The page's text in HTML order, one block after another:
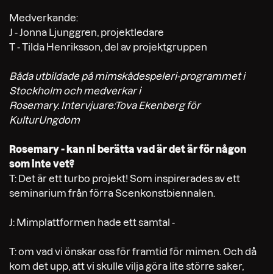
Medverkande:
J - Jonna Ljunggren, projektledare
T - Tilda Henriksson, del av projektgruppen
Båda utbildade på mimskådespeleri-programmet i
Stockholm och medverkar i
Rosemary. Intervjuare:Tova Ekenberg för
KulturUngdom
Rosemary - kan ni berätta vad är det är för någon
som inte vet?
T: Det är ett turbo projekt! Som inspirerades av ett
seminarium från förra Scenkonstbiennalen.
J: Mimplattformen hade ett samtal -
T: om vad vi önskar oss för framtid för mimen. Och då
kom det upp, att vi skulle vilja göra lite större saker,